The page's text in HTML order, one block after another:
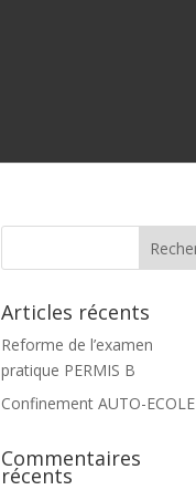
Articles récents
Reforme de l’examen
pratique PERMIS B
Confinement AUTO-ECOLE
Commentaires
récents